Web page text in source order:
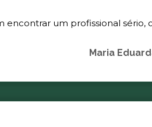
encontrar um profissional
Maria